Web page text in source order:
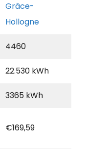
Grâce-
Hollogne
4460
22.530 kWh
3365 kWh
€169,59